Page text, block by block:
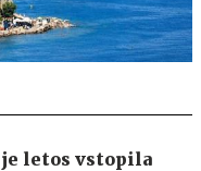
je letos vstopila